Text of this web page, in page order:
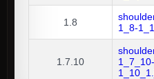
1.8
1_8-
1.7.10
1_7_10-